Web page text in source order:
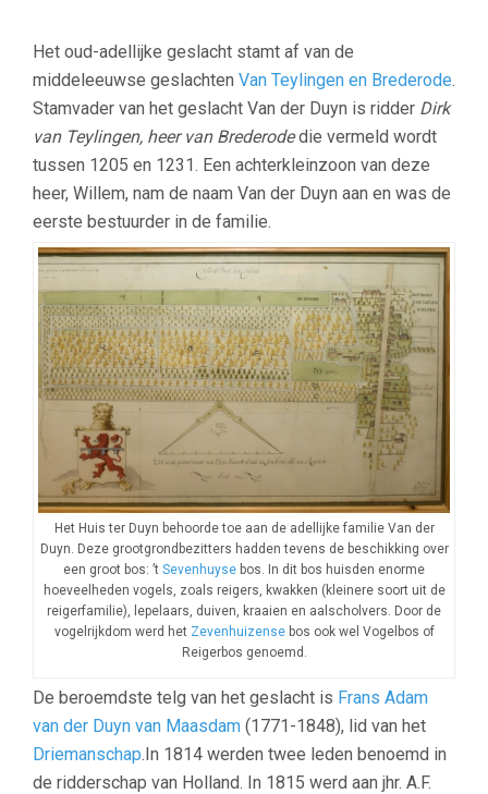
Het oud-adellijke geslacht stamt af van de
middeleeuwse geslachten Van Teylingen en Brederode.
Stamvader van het geslacht Van der Duyn is ridder Dirk
van Teylingen, heer van Brederodedie vermeld wordt
tussen 1205 en 1231. Een achterkleinzoon van deze
heer, Willem, nam de naam Van der Duyn aan en was de
eerste bestuurder in de familie.
Het Huis ter Duyn behoorde toe aan de adellijke familie Van der
Duyn. Deze grootgrondbezitters hadden tevens de beschikking over
een groot bos: ’t Sevenhuyse bos. In dit bos huisden enorme
hoeveelheden vogels, zoals reigers, kwakken (kleinere soort uit de
reigerfamilie), lepelaars, duiven, kraaien en aalscholvers. Door de
vogelrijkdom werd het Zevenhuizensebos ook wel Vogelbos of
Reigerbos genoemd.
De beroemdste telg van het geslacht is Frans Adam
van der Duyn van Maasdam (1771-1848), lid van het
Driemanschap.In 1814 werden twee leden benoemd in
de ridderschap van Holland. In 1815 werd aan jhr. A.F.